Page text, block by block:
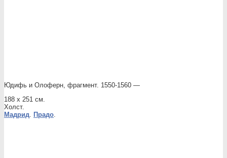
Юдифь и Олоферн, фрагмент. 1550-1560 —
188 x 251 см.
Холст.
Мадрид. Прадо.